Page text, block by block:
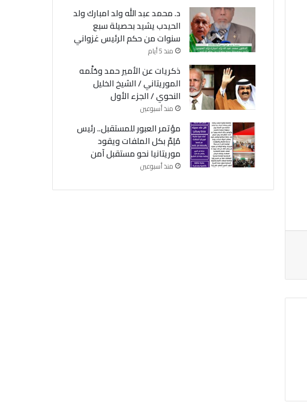
د. محمد عبد الله ولد امبارك ولد
الحيدب يشيد بحصيلة سبع
سنوات من حكم الرئيس غزواني
منذ 5 أيام
ذكريات عن الأمير حمد وحُلْمه
الموريتاني / الشيخ الخليل
النحوي / الجزء الأول
منذ أسبوعين
مؤتمر العبور للمستقبل.. رئيس
مُلِمّ بكل الملفات ويقود
موريتانيا نحو مستقبل آمن
منذ أسبوعين